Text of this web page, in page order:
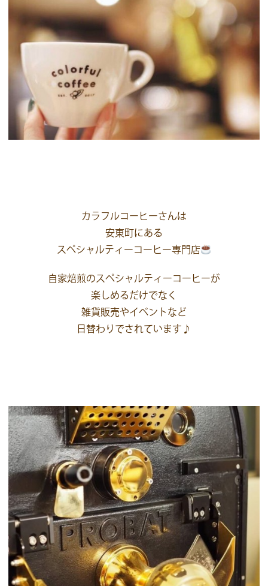
カラフルコーヒーさんは
安東町にある
スペシャルティーコーヒー専門店
自家焙煎のスペシャルティーコーヒーが
楽しめるだけでなく
雑貨販売やイベントなど
日替わりでされています♪